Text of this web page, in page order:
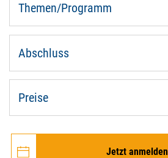
Themen/Programm
Abschluss
Preise
Jetzt anmelden